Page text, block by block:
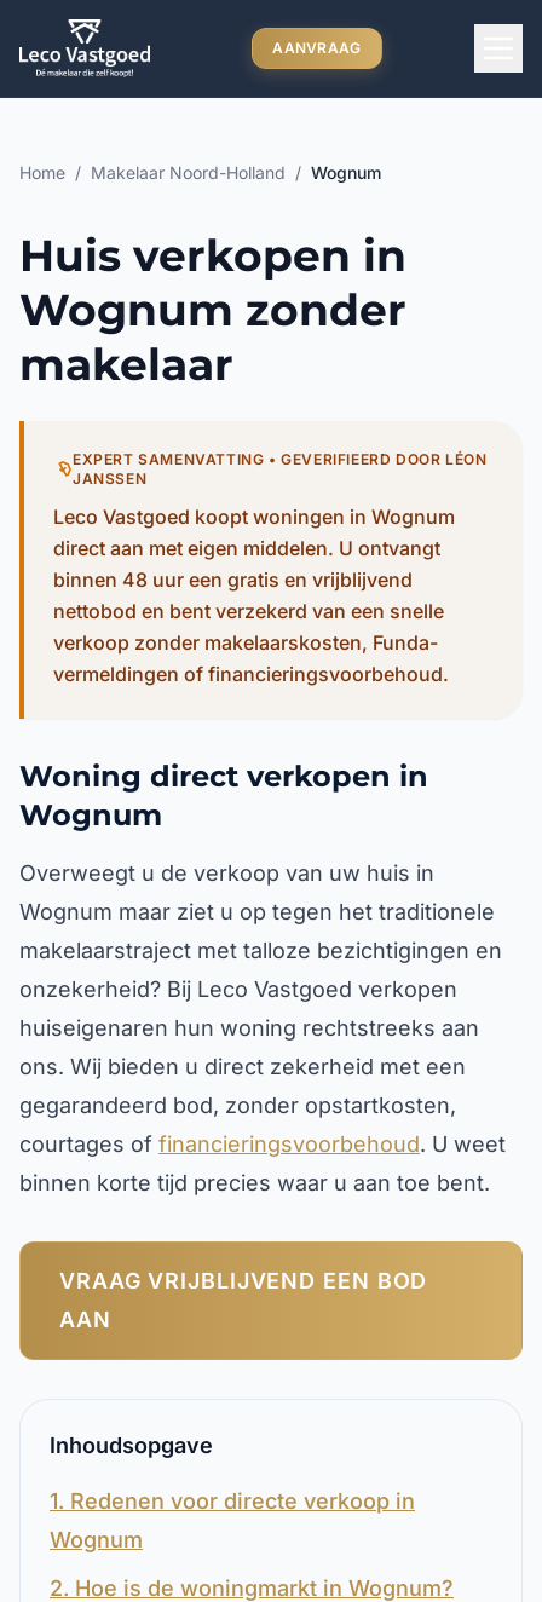
Ga direct naar inhoud
AANVRAAG
Home / Makelaar Noord-Holland / Wognum
Huis verkopen in
Wognum zonder
makelaar
EXPERT SAMENVATTING • GEVERIFIEERD DOOR LÉON
JANSSEN
Leco Vastgoed koopt woningen in Wognum
direct aan met eigen middelen. U ontvangt
binnen 48 uur een gratis en vrijblijvend
nettobod en bent verzekerd van een snelle
verkoop zonder makelaarskosten, Funda-
vermeldingen of financieringsvoorbehoud.
Woning direct verkopen in
Wognum
Overweegt u de verkoop van uw huis in
Wognum maar ziet u op tegen het traditionele
makelaarstraject met talloze bezichtigingen en
onzekerheid? Bij Leco Vastgoed verkopen
huiseigenaren hun woning rechtstreeks aan
ons. Wij bieden u direct zekerheid met een
gegarandeerd bod, zonder opstartkosten,
courtages of financieringsvoorbehoud. U weet
binnen korte tijd precies waar u aan toe bent.
VRAAG VRIJBLIJVEND EEN BOD
AAN
Inhoudsopgave
1. Redenen voor directe verkoop in
Wognum
2. Hoe is de woningmarkt in Wognum?